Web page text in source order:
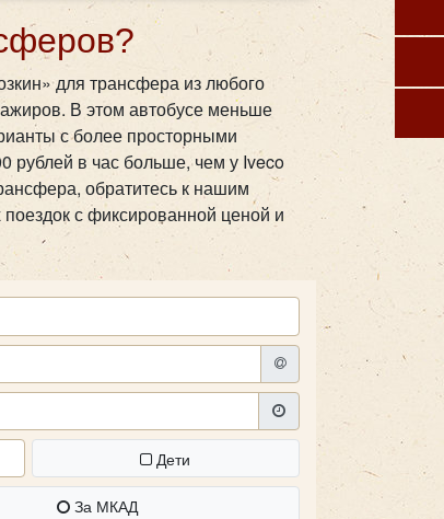
для трансфера из любого
В этом автобусе меньше
с более просторными
рублей в час больше, чем у Iveco
обратитесь к нашим
с фиксированной ценой и
Дети
За МКАД